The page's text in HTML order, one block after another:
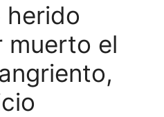
herido
muerto el